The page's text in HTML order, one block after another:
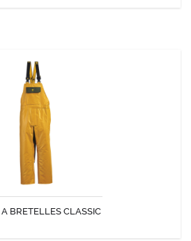
BRETELLES CLASSIC
A BRETELLES CLASSIC
sur l'avant et triplée sur les genoux.